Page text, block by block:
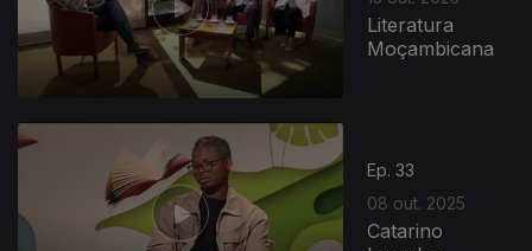
Literatura
Moçambicana
Ep. 33
08 out. 2025
Catarino